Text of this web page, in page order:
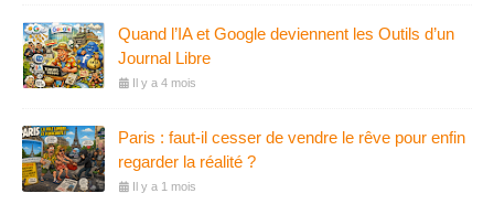
Quand l’IA et Google deviennent les Outils d’un
Journal Libre
Il y a 4 mois
Paris : faut-il cesser de vendre le rêve pour enfin
regarder la réalité ?
Il y a 1 mois